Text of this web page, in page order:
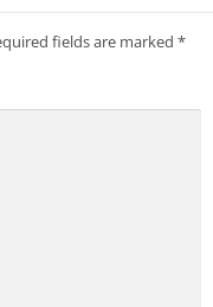
fields are marked *